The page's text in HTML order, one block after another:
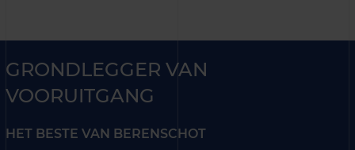
GRONDLEGGER VAN
VOORUITGANG
HET BESTE VAN BERENSCHOT